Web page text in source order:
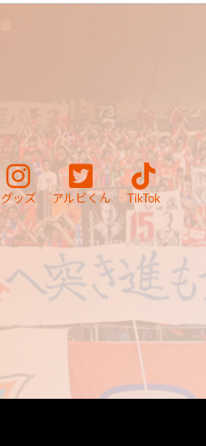
グッズ アルビくん TikTok